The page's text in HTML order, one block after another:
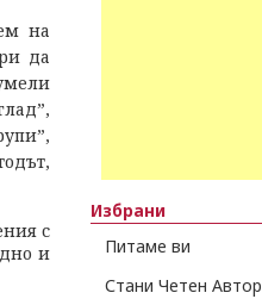
на
да
с
и
Избрани
Питаме ви
Стани Четен Автор